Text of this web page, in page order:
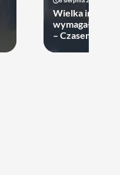
Wielka impreza
wymagała
– Czasem